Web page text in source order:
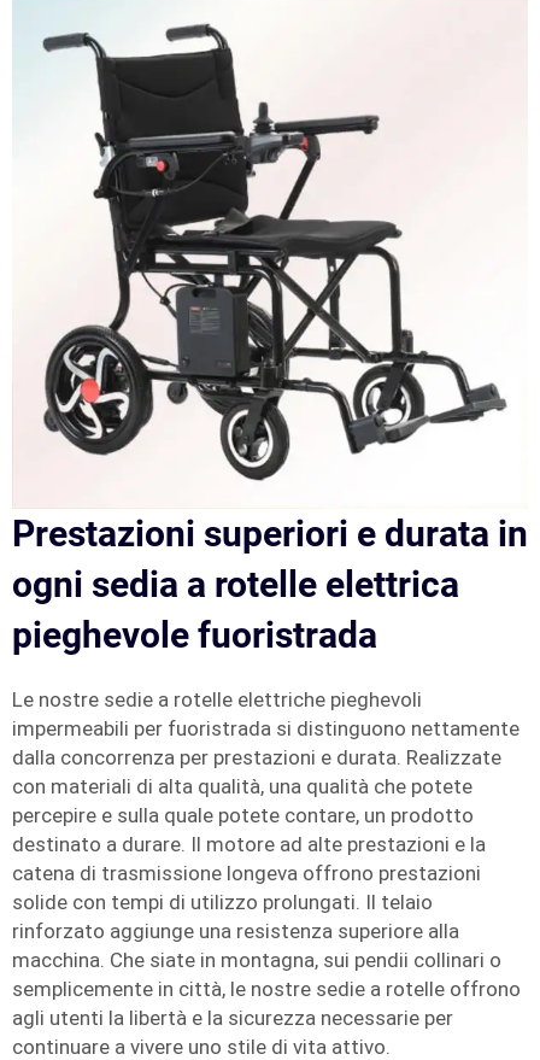
Prestazioni superiori e durata in
ogni sedia a rotelle elettrica
pieghevole fuoristrada
Le nostre sedie a rotelle elettriche pieghevoli
impermeabili per fuoristrada si distinguono nettamente
dalla concorrenza per prestazioni e durata. Realizzate
con materiali di alta qualità, una qualità che potete
percepire e sulla quale potete contare, un prodotto
destinato a durare. Il motore ad alte prestazioni e la
catena di trasmissione longeva offrono prestazioni
solide con tempi di utilizzo prolungati. Il telaio
rinforzato aggiunge una resistenza superiore alla
macchina. Che siate in montagna, sui pendii collinari o
semplicemente in città, le nostre sedie a rotelle offrono
agli utenti la libertà e la sicurezza necessarie per
continuare a vivere uno stile di vita attivo.